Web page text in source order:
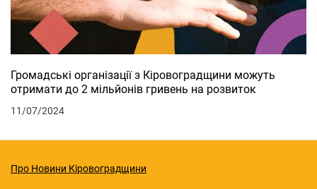
Громадські організації з Кіровоградщини можуть
отримати до 2 мільйонів гривень на розвиток
11/07/2024
Про Новини Кіровоградщини